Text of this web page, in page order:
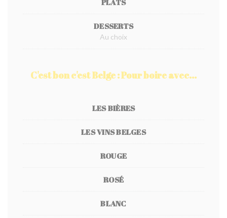
PLATS
DESSERTS
Au choix
C'est bon c'est Belge : Pour boire avec...
LES BIÈRES
LES VINS BELGES
ROUGE
ROSÉ
BLANC